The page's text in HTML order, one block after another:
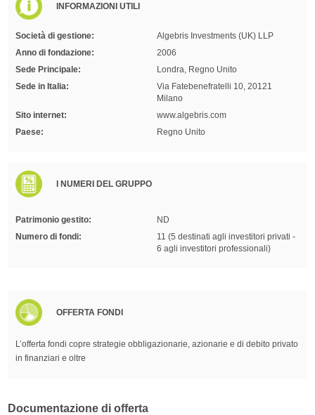
INFORMAZIONI UTILI
Società di gestione:
Algebris Investments (UK) LLP
Anno di fondazione:
2006
Sede Principale:
Londra, Regno Unito
Sede in Italia:
Via Fatebenefratelli 10, 20121
Milano
Sito internet:
www.algebris.com
Paese:
Regno Unito
I NUMERI DEL GRUPPO
Patrimonio gestito:
ND
Numero di fondi:
11 (5 destinati agli investitori privati -
6 agli investitori professionali)
OFFERTA FONDI
L’offerta fondi copre strategie obbligazionarie, azionarie e di debito privato
in finanziari e oltre
Documentazione di offerta